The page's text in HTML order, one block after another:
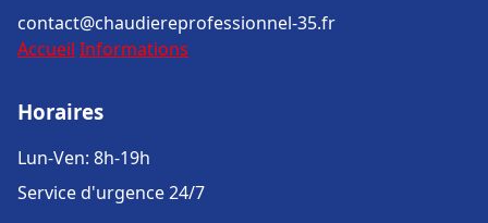
contact@chaudiereprofessionnel-35.fr
Accueil Informations
Horaires
Lun-Ven: 8h-19h
Service d'urgence 24/7